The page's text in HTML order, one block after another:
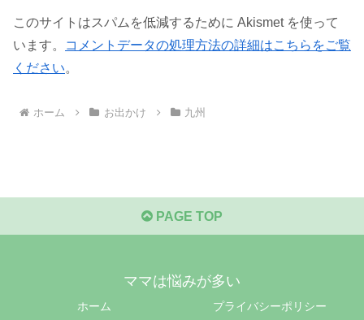
このサイトはスパムを低減するために Akismet を使って
います。
コメントデータの処理方法の詳細はこちらをご覧
ください。
ホーム お出かけ 九州
PAGE TOP
ママは悩みが多い
ホーム プライバシーポリシー